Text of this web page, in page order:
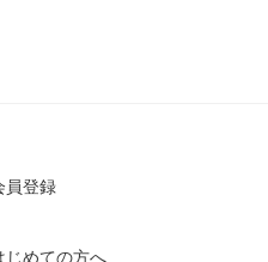
員登録
じめての方へ